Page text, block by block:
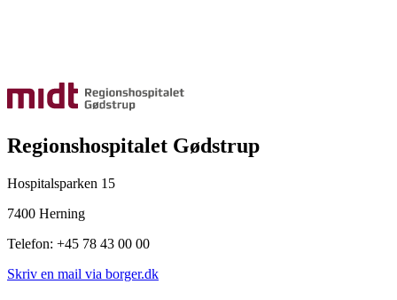
Regionshospitalet Gødstrup
Hospitalsparken 15
7400 Herning
Telefon: +45 78 43 00 00
Skriv en mail via borger.dk